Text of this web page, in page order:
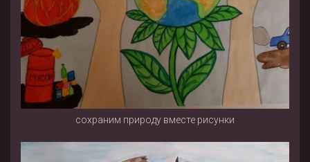
сохраним природу вместе рисунки